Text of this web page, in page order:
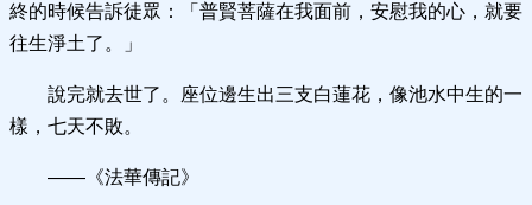
終的時候告訴徒眾：「普賢菩薩在我面前，安慰我的心，就要
往生淨土了。」
說完就去世了。座位邊生出三支白蓮花，像池水中生的一
樣，七天不敗。
——《法華傳記》